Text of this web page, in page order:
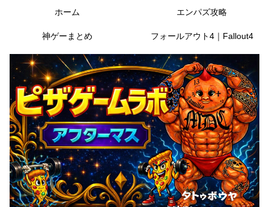
ホーム エンパズ攻略
神ゲーまとめ フォールアウト4｜Fallout4